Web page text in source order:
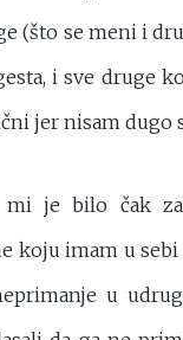
(što se meni i
i sve druge
jer nisam
je bilo čak
koju imam u
u